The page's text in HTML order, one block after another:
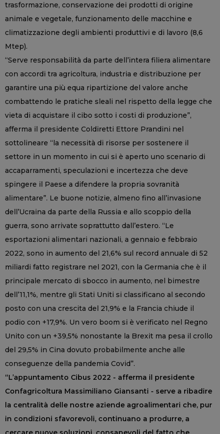
trasformazione, conservazione dei prodotti di origine
animale e vegetale, funzionamento delle macchine e
climatizzazione degli ambienti produttivi e di lavoro (8,6
Mtep).
“Serve responsabilità da parte dell’intera filiera alimentare
con accordi tra agricoltura, industria e distribuzione per
garantire una più equa ripartizione del valore anche
combattendo le pratiche sleali nel rispetto della legge che
vieta di acquistare il cibo sotto i costi di produzione”,
afferma il presidente Coldiretti Ettore Prandini nel
sottolineare “la necessità di risorse per sostenere il
settore in un momento in cui si è aperto uno scenario di
accaparramenti, speculazioni e incertezza che deve
spingere il Paese a difendere la propria sovranità
alimentare”. Le buone notizie, almeno fino all’invasione
dell’Ucraina da parte della Russia e allo scoppio della
guerra, sono arrivate soprattutto dall’estero. “Le
esportazioni alimentari nazionali, a gennaio e febbraio
2022, sono in aumento del 21,6% sul record annuale di 52
miliardi fatto registrare nel 2021, con la Germania che è il
principale mercato di sbocco in aumento, nel bimestre
dell’11,1%, mentre gli Stati Uniti si classificano al secondo
posto con una crescita del 21,9% e la Francia chiude il
podio con +17,9%. Un vero boom si è verificato nel Regno
Unito con un +39,5% nonostante la Brexit ma pesa il crollo
del 29,5% in Cina dovuto probabilmente anche alle
conseguenze della pandemia Covid”.
“L’appuntamento Cibus 2022 - afferma il presidente
Confagricoltura Massimiliano Giansanti - serve a ribadire
la centralità delle nostre aziende agroalimentari che, pur
in condizioni sfavorevoli, continuano a produrre, a